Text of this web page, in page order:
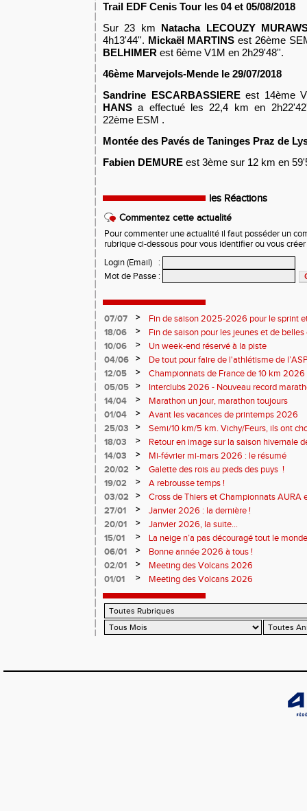
Trail EDF Cenis Tour les 04 et 05/08/2018
Sur 23 km Natacha LECOUZY
4h13'44''. Mickaël MARTINS est 26ème
BELHIMER est 6ème V1M en 2h29'48''.
46ème Marvejols-Mende le 29/07/2018
Sandrine ESCARBASSIEREest 14ème
HANSa effectué les 22,4 km en
22ème ESM .
Montée des Pavés de Taninges Praz de
Fabien DEMURE est 3ème sur 12 km en
les Réactions
Commentez cette actualité
Pour commenter une actualité il faut posséder un
rubrique ci-dessous pour vous identifier ou vous
Login (Email)
:
Mot de Passe :
07/07 >
Fin de saison 2025-2026 pour le sprint
18/06
>
Fin de saison pour les jeunes et de
10/06
>
Un week-end réservé à la piste
04/06
>
De tout pour faire de l'athlétisme de
monde souriant
12/05 >
Championnats de France de 10 km
Soirées piste
05/05 >
Interclubs 2026 - Nouveau record
résultats
14/04 >
Marathon un jour, marathon toujours
01/04
>
Avant les vacances de printemps 2026
25/03
>
Semi/10 km/5 km. Vichy/Feurs, ils ont
18/03
>
Retour en image sur la saison hivernale
14/03
>
Mi-février mi-mars 2026 : le résumé
20/02
>
Galette des rois au pieds des puys !
19/02
>
A rebrousse temps !
03/02
>
Cross de Thiers et Championnats AURA
27/01
>
Janvier 2026 : la dernière !
20/01
>
Janvier 2026, la suite...
15/01
>
La neige n’a pas découragé tout le
06/01
>
Bonne année 2026 à tous !
02/01
>
Meeting des Volcans 2026
01/01
> Meeting des Volcans 2026